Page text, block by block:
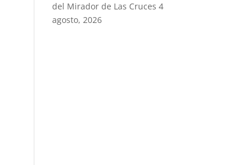
del Mirador de Las Cruces 4
agosto, 2026